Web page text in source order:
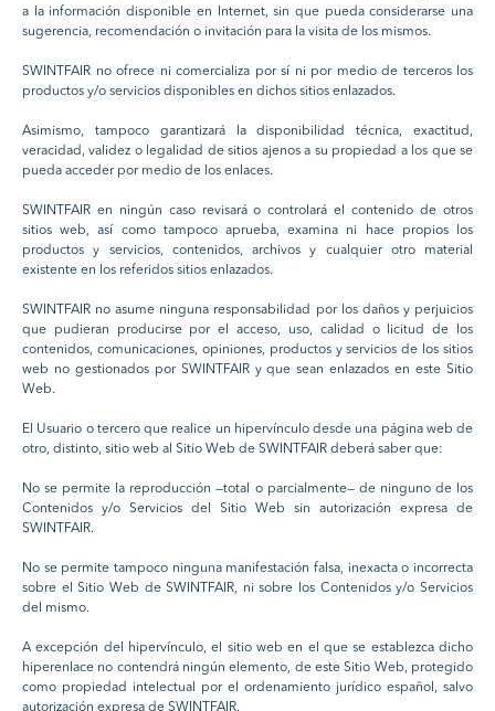
a la información disponible en Internet, sin que pueda considerarse una
sugerencia, recomendación o invitación para la visita de los mismos.
SWINTFAIR no ofrece ni comercializa por sí ni por medio de terceros los
productos y/o servicios disponibles en dichos sitios enlazados.
Asimismo, tampoco garantizará la disponibilidad técnica, exactitud,
veracidad, validez o legalidad de sitios ajenos a su propiedad a los que se
pueda acceder por medio de los enlaces.
SWINTFAIR en ningún caso revisará o controlará el contenido de otros
sitios web, así como tampoco aprueba, examina ni hace propios los
productos y servicios, contenidos, archivos y cualquier otro material
existente en los referidos sitios enlazados.
SWINTFAIR no asume ninguna responsabilidad por los daños y perjuicios
que pudieran producirse por el acceso, uso, calidad o licitud de los
contenidos, comunicaciones, opiniones, productos y servicios de los sitios
web no gestionados por SWINTFAIR y que sean enlazados en este Sitio
Web.
El Usuario o tercero que realice un hipervínculo desde una página web de
otro, distinto, sitio web al Sitio Web de SWINTFAIR deberá saber que:
No se permite la reproducción —total o parcialmente— de ninguno de los
Contenidos y/o Servicios del Sitio Web sin autorización expresa de
SWINTFAIR.
No se permite tampoco ninguna manifestación falsa, inexacta o incorrecta
sobre el Sitio Web de SWINTFAIR, ni sobre los Contenidos y/o Servicios
del mismo.
A excepción del hipervínculo, el sitio web en el que se establezca dicho
hiperenlace no contendrá ningún elemento, de este Sitio Web, protegido
como propiedad intelectual por el ordenamiento jurídico español, salvo
autorización expresa de SWINTFAIR.